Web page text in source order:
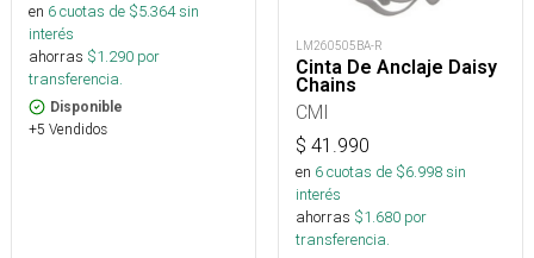
en 6cuotas de $5.364sin
interés
ahorras $1.290 por
transferencia.
Disponible
+5 Vendidos
LM260505BA-R
Cinta De Anclaje Daisy
Chains
CMI
$ 41.990
en 6cuotas de $6.998sin
interés
ahorras $1.680 por
transferencia.